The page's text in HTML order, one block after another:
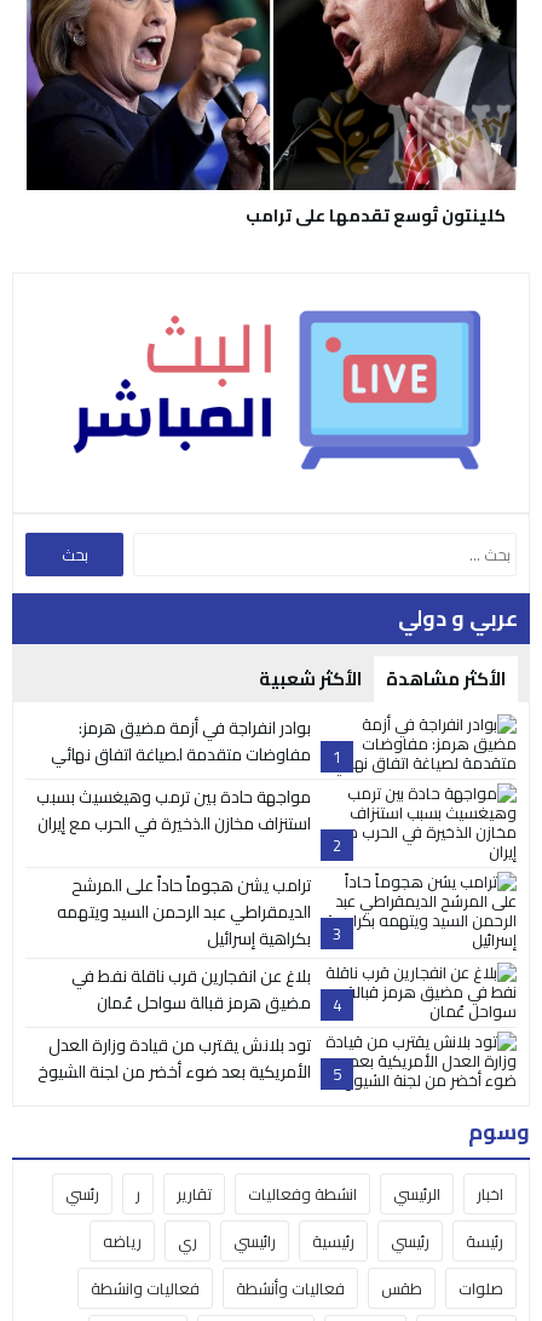
كلينتون تُوسع تقدمها على ترامب
عربي و دولي
الأكثر مشاهدة الأكثر شعبية
1
بوادر انفراجة في أزمة مضيق هرمز:
مفاوضات متقدمة لصياغة اتفاق نهائي
2
مواجهة حادة بين ترمب وهيغسيث بسبب
استنزاف مخازن الذخيرة في الحرب مع إيران
3
ترامب يشن هجوماً حاداً على المرشح
الديمقراطي عبد الرحمن السيد ويتهمه
بكراهية إسرائيل
4
بلاغ عن انفجارين قرب ناقلة نفط في
مضيق هرمز قبالة سواحل عُمان
5
تود بلانش يقترب من قيادة وزارة العدل
الأمريكية بعد ضوء أخضر من لجنة الشيوخ
وسوم
اخبار الرئيسي انشطة وفعاليات تقارير ر
رئسي
رئيسة
رئيسي رئيسية رائيسي ري
رياضه
صلوات
طقس فعاليات وأنشطة
فعاليات وانشطة